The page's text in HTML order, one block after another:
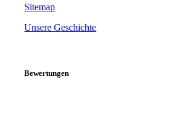
Sitemap
Unsere Geschichte
Bewertungen